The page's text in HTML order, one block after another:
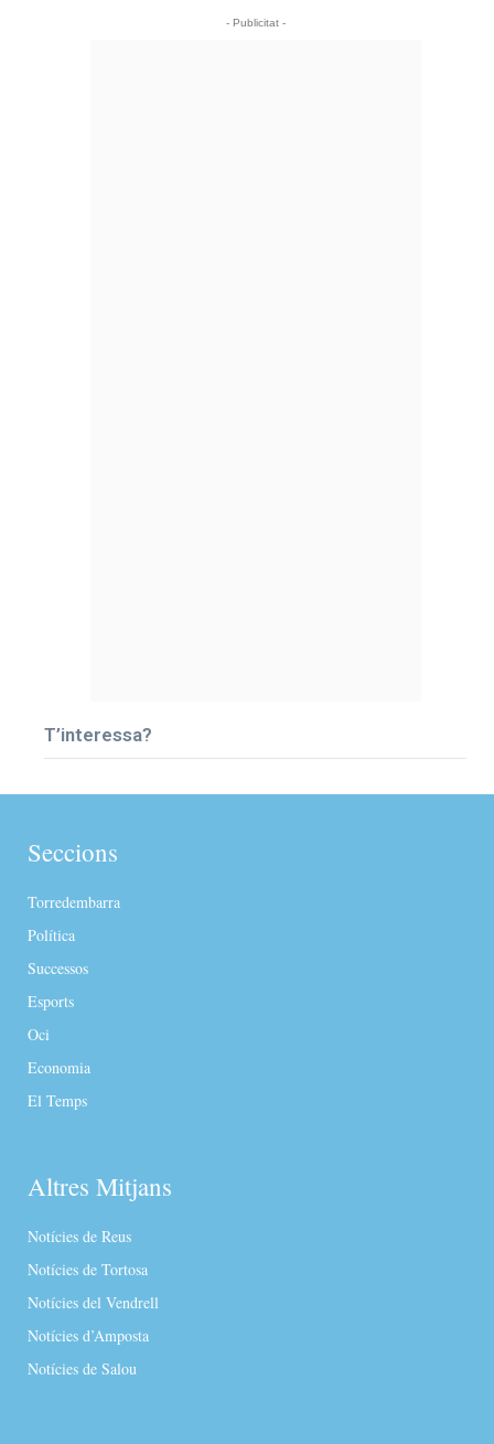
- Publicitat -
T’interessa?
Seccions
Torredembarra
Política
Successos
Esports
Oci
Economia
El Temps
Altres Mitjans
Notícies de Reus
Notícies de Tortosa
Notícies del Vendrell
Notícies d’Amposta
Notícies de Salou